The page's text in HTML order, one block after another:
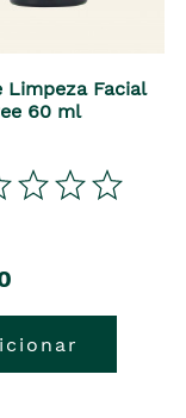
Limpeza Facial
60 ml